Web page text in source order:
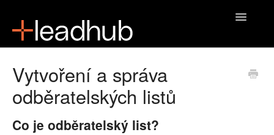
Toggle
Vytvoření a správa
odběratelských listů
Co je odběratelský list?